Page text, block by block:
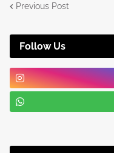
Previous Post
Follow Us